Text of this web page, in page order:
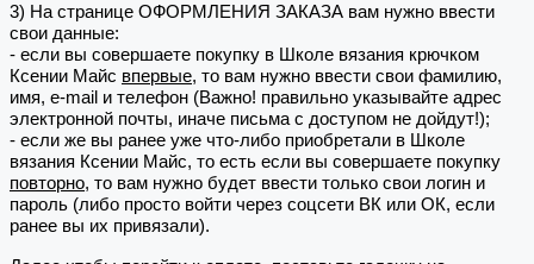
3) На странице ОФОРМЛЕНИЯ ЗАКАЗА вам нужно ввести
свои данные:
- если вы совершаете покупку в Школе вязания крючком
Ксении Майс впервые, то вам нужно ввести свои фамилию,
имя, e-mail и телефон (Важно! правильно указывайте адрес
электронной почты, иначе письма с доступом не дойдут!);
- если же вы ранее уже что-либо приобретали в Школе
вязания Ксении Майс, то есть если вы совершаете покупку
повторно, то вам нужно будет ввести только свои логин и
пароль (либо просто войти через соцсети ВК или ОК, если
ранее вы их привязали).